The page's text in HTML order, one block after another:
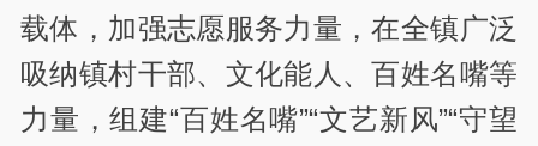
载体，加强志愿服务力量，在全镇广泛
吸纳镇村干部、文化能人、百姓名嘴等
力量，组建“百姓名嘴”“文艺新风”“守望